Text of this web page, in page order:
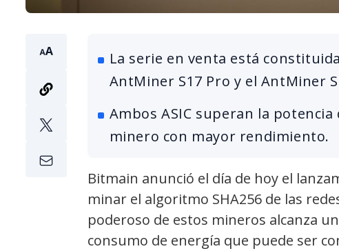
La serie en venta está
AntMiner S17 Pro y el AntMiner
Ambos ASIC superan la
minero con mayor rendimiento.
Bitmain anunció el día de hoy el
minar el algoritmo SHA256 de las
poderoso de estos mineros alcanza
consumo de energía que puede ser